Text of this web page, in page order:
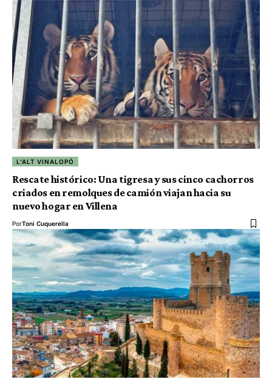
L'ALT VINALOPÓ
Rescate histórico: Una tigresa y sus cinco cachorros
criados en remolques de camión viajan hacia su
nuevo hogar en Villena
PorToni Cuquerella